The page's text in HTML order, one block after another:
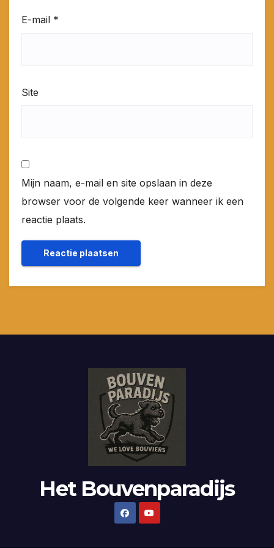
E-mail *
Site
Mijn naam, e-mail en site opslaan in deze
browser voor de volgende keer wanneer ik een
reactie plaats.
Het Bouvenparadijs